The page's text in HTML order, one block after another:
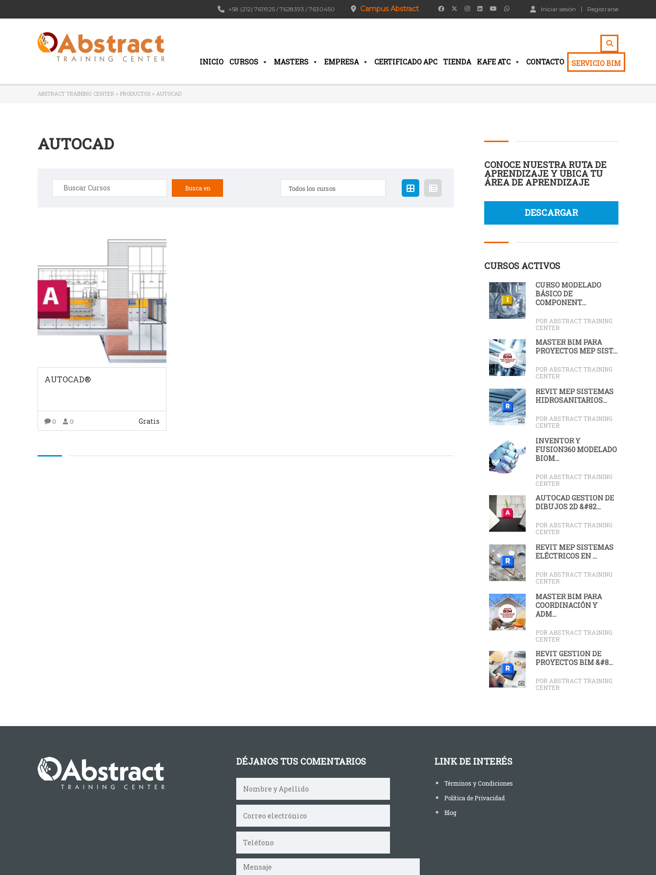
Iniciar sesión Registrarse
Campus Abstract
+58 (212) 7611925 / 7628393 / 7630450
INICIO CURSOS MASTERS EMPRESA CERTIFICADO APC TIENDA KAFE ATC CONTACTO SERVICIO BIM
ABSTRACT TRAINING CENTER > PRODUCTOS > AUTOCAD
AUTOCAD
Buscar: Todos los cursos
AUTOCAD®
0 0 Gratis
CONOCE NUESTRA RUTA DE
APRENDIZAJE Y UBICA TU
ÁREA DE APRENDIZAJE
DESCARGAR
CURSOS ACTIVOS
CURSO MODELADO
BÁSICO DE
COMPONENT...
POR ABSTRACT TRAINING
CENTER
MÁSTER BIM PARA
PROYECTOS MEP SIST...
POR ABSTRACT TRAINING
CENTER
REVIT MEP SISTEMAS
HIDROSANITARIOS...
POR ABSTRACT TRAINING
CENTER
INVENTOR Y
FUSION360 MODELADO
BIOM...
POR ABSTRACT TRAINING
CENTER
AUTOCAD GESTIÓN DE
DIBUJOS 2D &#82...
POR ABSTRACT TRAINING
CENTER
REVIT MEP SISTEMAS
ELÉCTRICOS EN ...
POR ABSTRACT TRAINING
CENTER
MASTER BIM PARA
COORDINACIÓN Y
ADM...
POR ABSTRACT TRAINING
CENTER
REVIT GESTIÓN DE
PROYECTOS BIM &#8...
POR ABSTRACT TRAINING
CENTER
DÉJANOS TUS COMENTARIOS LINK DE INTERÉS
Términos y Condiciones
Política de Privacidad
Blog